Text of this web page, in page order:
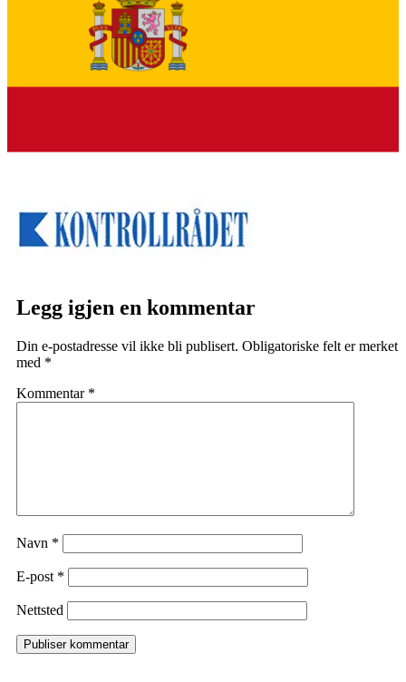
Legg igjen en kommentar
Din e-postadresse vil ikke bli publisert. Obligatoriske felt er merket
med *
Kommentar *
Navn *
E-post *
Nettsted